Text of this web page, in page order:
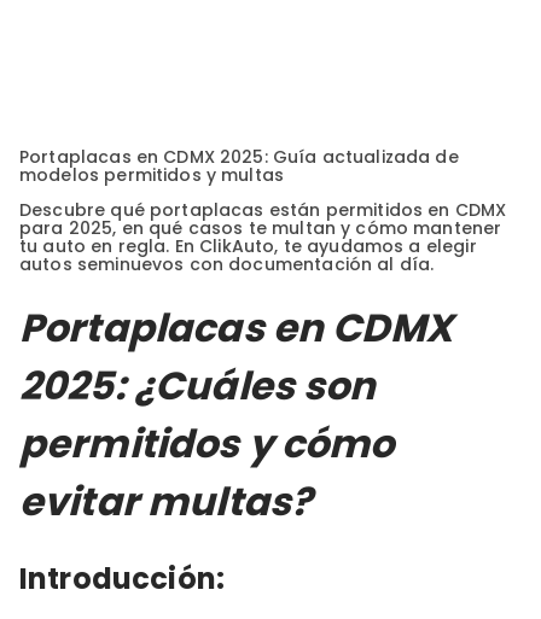
Portaplacas en CDMX 2025: Guía actualizada de
modelos permitidos y multas
Descubre qué portaplacas están permitidos en CDMX
para 2025, en qué casos te multan y cómo mantener
tu auto en regla. En ClikAuto, te ayudamos a elegir
autos seminuevos con documentación al día.
Portaplacas en CDMX
2025: ¿Cuáles son
permitidos y cómo
evitar multas?
Introducción: